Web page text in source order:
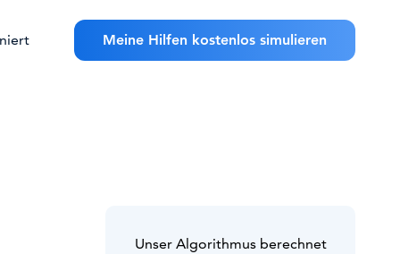
Meine Hilfen kostenlos simulieren
Unser Algorithmus berechnet